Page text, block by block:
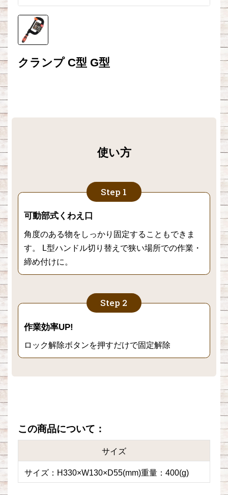
クランプ C型 G型
使い方
可動部式くわえ口
角度のある物をしっかり固定することもできま
す。 L型ハンドル切り替えで狭い場所での作業・
締め付けに。
作業効率UP!
ロック解除ボタンを押すだけで固定解除
この商品について：
サイズ
サイズ：H330×W130×D55(mm)重量：400(g)